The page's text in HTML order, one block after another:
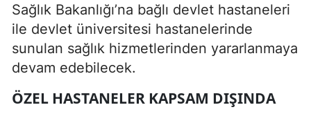
Sağlık Bakanlığı’na bağlı devlet hastaneleri
ile devlet üniversitesi hastanelerinde
sunulan sağlık hizmetlerinden yararlanmaya
devam edebilecek.
ÖZEL HASTANELER KAPSAM DIŞINDA